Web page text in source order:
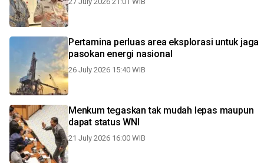
Pertamina perluas area eksplorasi untuk jaga
pasokan energi nasional
26 July 2026 15:40 WIB
Menkum tegaskan tak mudah lepas maupun
dapat status WNI
21 July 2026 16:00 WIB